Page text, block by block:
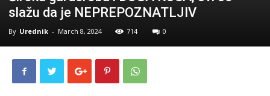
slažu da je NEPREPOZNATLJIV
By Urednik - March 8, 2024 714 0